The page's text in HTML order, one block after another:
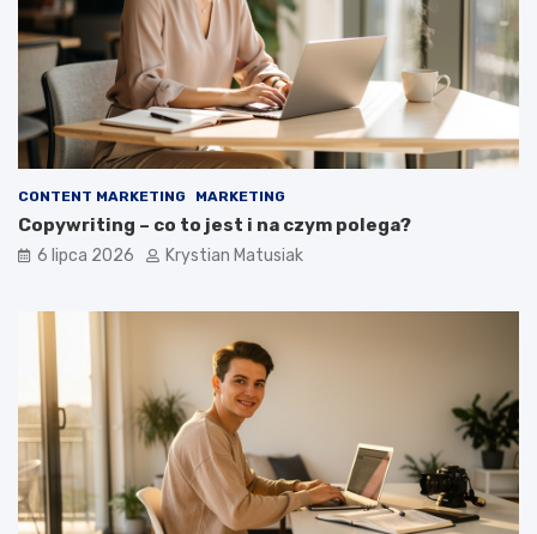
CONTENT MARKETING MARKETING
Copywriting – co to jest i na czym polega?
6 lipca 2026 Krystian Matusiak